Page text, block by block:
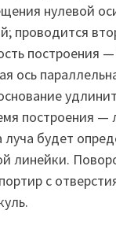
нулевой
проводится
построения
ось
построения —
луча будет
линейки.
с